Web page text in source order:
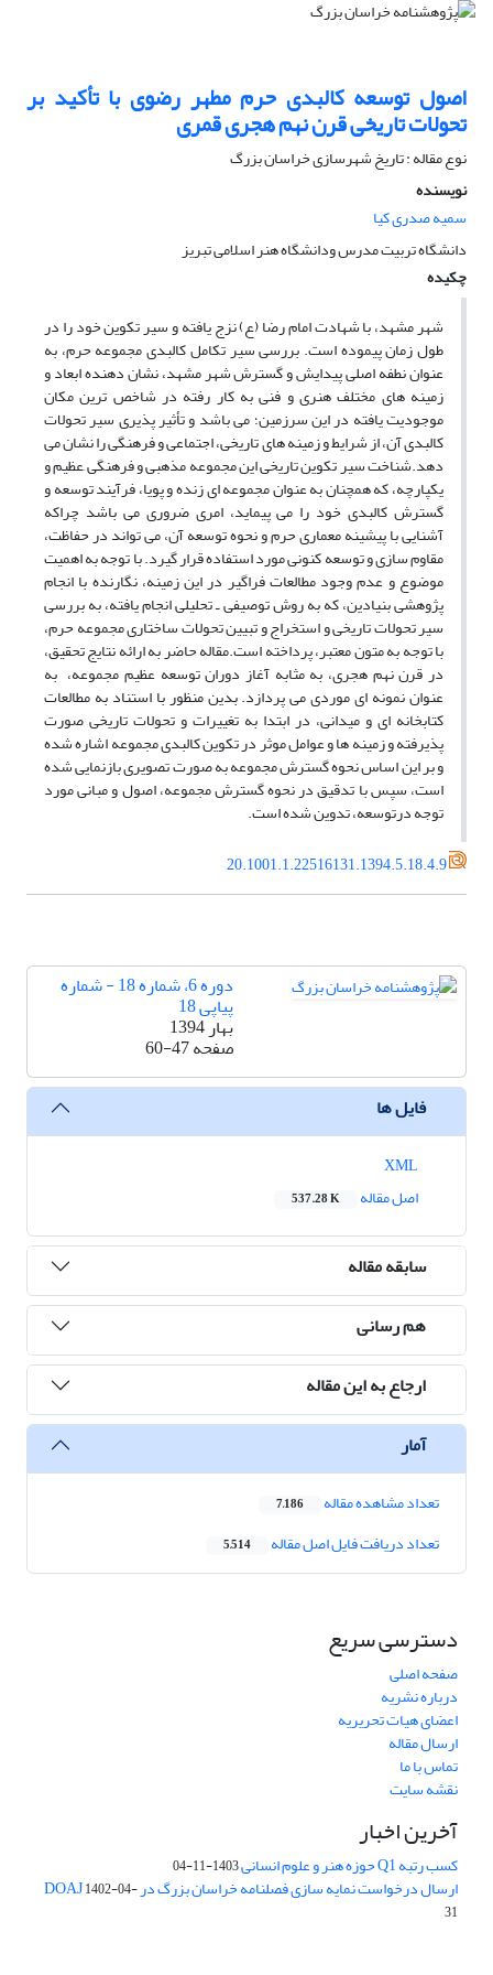
اصول توسعه کالبدی حرم مطهر رضوی با تأکید بر
تحولات تاریخی قرن نهم هجری قمری
نوع مقاله : تاریخ شهرسازی خراسان بزرگ
نویسنده
سمیه صدری کیا
دانشگاه تربیت مدرس ودانشگاه هنر اسلامی تبریز
چکیده
شهر مشهد، با شهادت امام رضا (ع) نزج یافته و سیر تکوین خود را در
طول زمان پیموده است. بررسی سیر تکامل کالبدی مجموعه حرم، به
عنوان نطفه اصلی پیدایش و گسترش شهر مشهد، نشان دهنده ابعاد و
زمینه های مختلف هنری و فنی به کار رفته در شاخص ترین مکان
موجودیت یافته در این سرزمین؛ می باشد و تأثیر پذیری سیر تحولات
کالبدی آن، از شرایط و زمینه های تاریخی، اجتماعی و فرهنگی را نشان می
دهد.شناخت سیر تکوین تاریخی این مجموعه مذهبی و فرهنگی ِعظیم و
یکپارچه، که همچنان به عنوان مجموعه ای زنده و پویا، فرآیند توسعه و
گسترش کالبدی خود را می پیماید، امری ضروری می باشد چراکه
آشنایی با پیشینه معماری حرم و نحوه توسعه آن، می تواند در حفاظت،
مقاوم سازی و توسعه کنونی مورد استفاده قرار گیرد. با توجه به اهمیت
موضوع و عدم وجود مطالعات فراگیر در این زمینه، نگارنده با انجام
پژوهشی بنیادین، که به روش توصیفی ـ تحلیلی انجام یافته، به بررسی
سیر تحولات تاریخی و استخراج و تبیین تحولات ساختاری مجموعه حرم،
با توجه به متون معتبر، پرداخته است.مقاله حاضر به ارائه نتایج تحقیق،
در قرن نهم هجری، به مثابه آغاز دوران توسعه عظیم مجموعه، به
عنوان نمونه ای موردی می پردازد. بدین منظور با استناد به مطالعات
کتابخانه ای و میدانی، در ابتدا به تغییرات و تحولات تاریخی صورت
پذیرفته و زمینه ها و عوامل موثر در تکوین کالبدی مجموعه اشاره شده
و بر این اساس نحوه گسترش مجموعه به صورت تصویری بازنمایی شده
است، سپس با تدقیق در نحوه گسترش مجموعه، اصول و مبانی مورد
توجه درتوسعه، تدوین شده است.
20.1001.1.22516131.1394.5.18.4.9
دوره 6، شماره 18 - شماره
پیاپی 18
بهار 1394
صفحه60-47
فایل ها
اصل مقاله
537.28 K
سابقه مقاله
هم رسانی
ارجاع به این مقاله
آمار
تعداد مشاهده مقاله 7,186
تعداد دریافت فایل اصل مقاله 5,514
دسترسی سریع
صفحه اصلی
درباره نشریه
اعضای هیات تحریریه
ارسال مقاله
تماس با ما
نقشه سایت
آخرین اخبار
کسب رتبه Q1 حوزه هنر و علوم انسانی 1403-11-04
ارسال درخواست نمایه سازی فصلنامه خراسان بزرگ در DOAJ1402-04-
31